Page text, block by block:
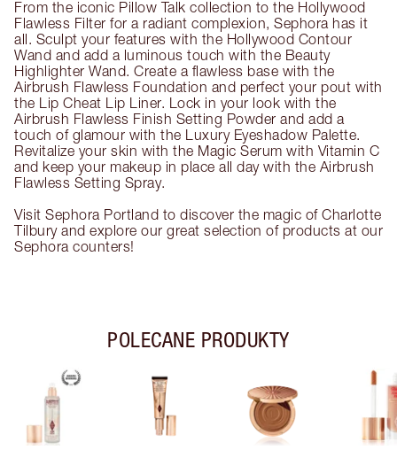
From the iconic Pillow Talk collection to the Hollywood
Flawless Filter for a radiant complexion, Sephora has it
all. Sculpt your features with the Hollywood Contour
Wand and add a luminous touch with the Beauty
Highlighter Wand. Create a flawless base with the
Airbrush Flawless Foundation and perfect your pout with
the Lip Cheat Lip Liner. Lock in your look with the
Airbrush Flawless Finish Setting Powder and add a
touch of glamour with the Luxury Eyeshadow Palette.
Revitalize your skin with the Magic Serum with Vitamin C
and keep your makeup in place all day with the Airbrush
Flawless Setting Spray.
Visit Sephora Portland to discover the magic of Charlotte
Tilbury and explore our great selection of products at our
Sephora counters!
POLECANE PRODUKTY